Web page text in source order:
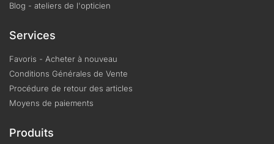
Blog - ateliers de l'opticien
Services
Favoris - Acheter à nouveau
Conditions Générales de Vente
Procédure de retour des articles
Moyens de paiements
Produits